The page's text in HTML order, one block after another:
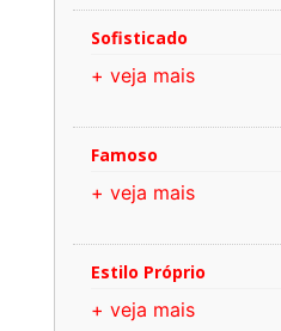
Sofisticado
+ veja mais
Famoso
+ veja mais
Estilo Próprio
+ veja mais